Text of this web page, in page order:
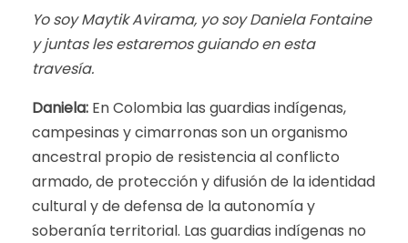
Yo soy Maytik Avirama, yo soy Daniela Fontaine
y juntas les estaremos guiando en esta
travesía.
Daniela: En Colombia las guardias indígenas,
campesinas y cimarronas son un organismo
ancestral propio de resistencia al conflicto
armado, de protección y difusión de la identidad
cultural y de defensa de la autonomía y
soberanía territorial. Las guardias indígenas no